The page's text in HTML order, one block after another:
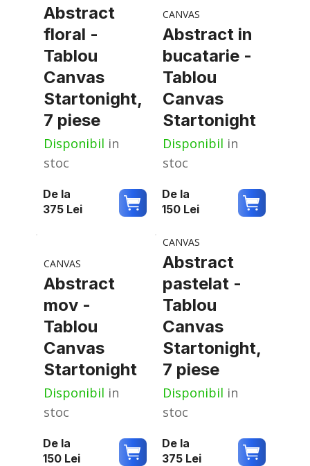
Abstract
floral -
Tablou
Canvas
Startonight,
7 piese
Disponibil in
stoc
De la
375 Lei
CANVAS
Abstract in
bucatarie -
Tablou
Canvas
Startonight
Disponibil in
stoc
De la
150 Lei
CANVAS
Abstract
mov -
Tablou
Canvas
Startonight
Disponibil in
stoc
De la
150 Lei
CANVAS
Abstract
pastelat -
Tablou
Canvas
Startonight,
7 piese
Disponibil in
stoc
De la
375 Lei